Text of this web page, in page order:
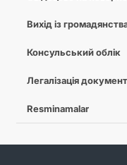
Вихід із
Консульський облік
Легалізація
Resminamalar